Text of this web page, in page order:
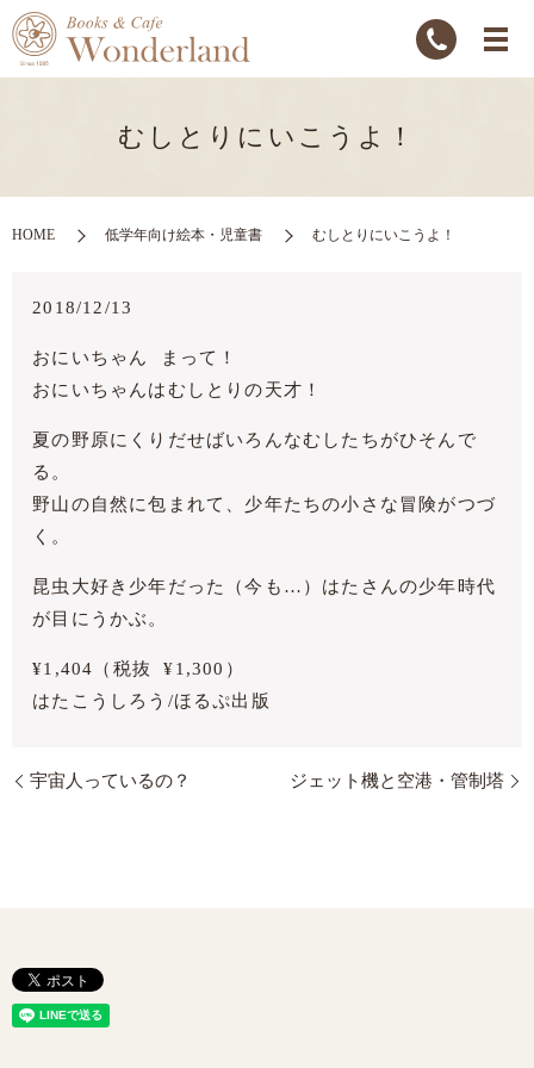
むしとりにいこうよ！
HOME 低学年向け絵本・児童書 むしとりにいこうよ！
2018/12/13
おにいちゃん まって！
おにいちゃんはむしとりの天才！
夏の野原にくりだせばいろんなむしたちがひそんで
る。
野山の自然に包まれて、少年たちの小さな冒険がつづ
く。
昆虫大好き少年だった（今も…）はたさんの少年時代
が目にうかぶ。
¥1,404（税抜 ¥1,300）
はたこうしろう/ほるぷ出版
宇宙人っているの？ ジェット機と空港・管制塔